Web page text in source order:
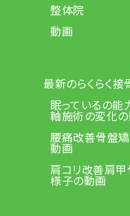
整体院
動画
最新のらくらく
眠っているの
軸施術の変化
腰痛改善骨盤
動画
肩コリ改善肩
様子の動画